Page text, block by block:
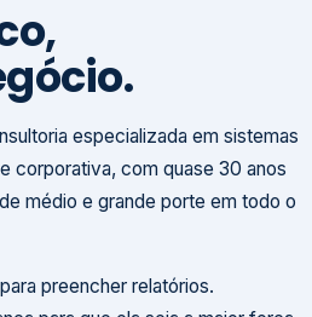
especializada em sistemas
corporativa, com quase 30 anos
médio e grande porte em todo o
preencher relatórios.